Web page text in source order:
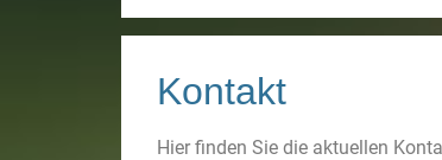
Kontakt
Hier finden Sie die aktuellen